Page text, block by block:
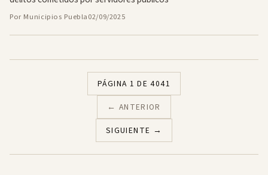
Por Municipios Puebla02/09/2025
← ANTERIOR
PÁGINA 1 DE 4041
SIGUIENTE →